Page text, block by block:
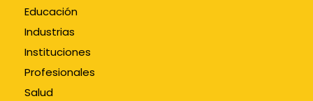
Educación
Industrias
Instituciones
Profesionales
Salud